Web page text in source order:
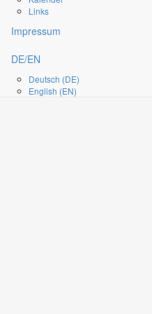
Links
Impressum
DE/EN
Deutsch (DE)
English (EN)